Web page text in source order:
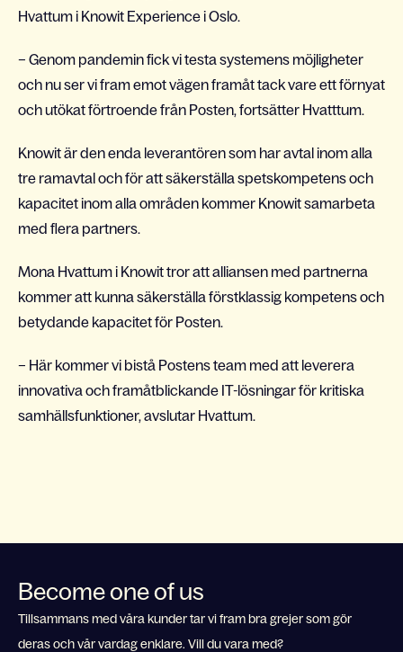
Hvattum i Knowit Experience i Oslo.
– Genom pandemin fick vi testa systemens möjligheter
och nu ser vi fram emot vägen framåt tack vare ett förnyat
och utökat förtroende från Posten, fortsätter Hvatttum.
Knowit är den enda leverantören som har avtal inom alla
tre ramavtal och för att säkerställa spetskompetens och
kapacitet inom alla områden kommer Knowit samarbeta
med flera partners.
Mona Hvattum i Knowit tror att alliansen med partnerna
kommer att kunna säkerställa förstklassig kompetens och
betydande kapacitet för Posten.
– Här kommer vi bistå Postens team med att leverera
innovativa och framåtblickande IT-lösningar för kritiska
samhällsfunktioner, avslutar Hvattum.
Become one of us
Tillsammans med våra kunder tar vi fram bra grejer som gör
deras och vår vardag enklare. Vill du vara med?